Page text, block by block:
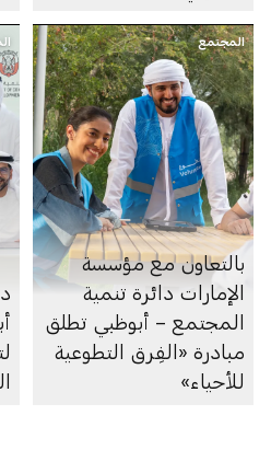
المجتمع
بالتعاون مع مؤسسة
الإمارات دائرة تنمية
المجتمع – أبوظبي تطلق
مبادرة «الفِرق التطوعية
للأحياء»